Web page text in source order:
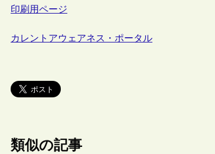
印刷用ページ
カレントアウェアネス・ポータル
類似の記事